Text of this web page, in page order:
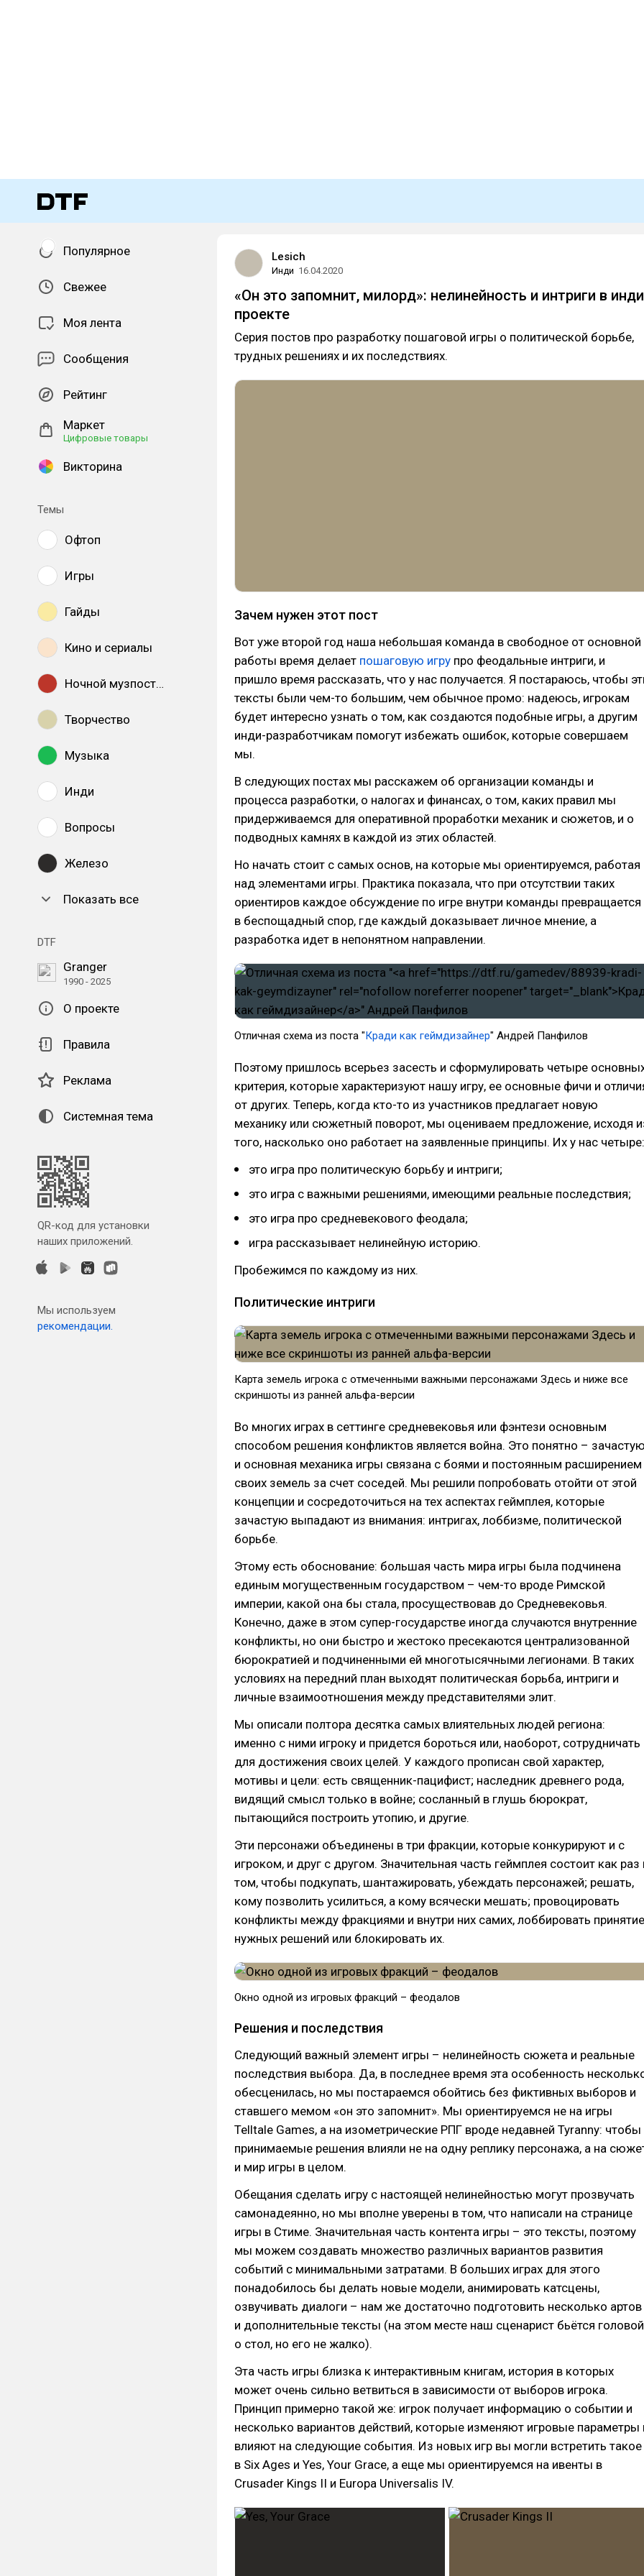
Популярное
Свежее
Моя лента
Сообщения
Рейтинг
Маркет
Цифровые товары
Викторина
Темы
Офтоп
Игры
Гайды
Кино и сериалы
Ночной музпостинг
Творчество
Музыка
Инди
Вопросы
Железо
Показать все
DTF
Granger
1990 - 2025
О проекте
Правила
Реклама
Системная тема
QR-код для установки
наших приложений.
Мы используем
рекомендации.
Lesich
Инди 16.04.2020
«Он это запомнит, милорд»: нелинейность и интриги в
проекте
Серия постов про разработку пошаговой игры о политической борьбе,
трудных решениях и их последствиях.
Зачем нужен этот пост
Вот уже второй год наша небольшая команда в свободное от основной
работы время делает пошаговую игру про феодальные интриги, и
пришло время рассказать, что у нас получается. Я постараюсь, чтобы
тексты были чем-то большим, чем обычное промо: надеюсь, игрокам
будет интересно узнать о том, как создаются подобные игры, а другим
инди-разработчикам помогут избежать ошибок, которые совершаем
мы.
В следующих постах мы расскажем об организации команды и
процесса разработки, о налогах и финансах, о том, каких правил мы
придерживаемся для оперативной проработки механик и сюжетов, и о
подводных камнях в каждой из этих областей.
Но начать стоит с самых основ, на которые мы ориентируемся, работая
над элементами игры. Практика показала, что при отсутствии таких
ориентиров каждое обсуждение по игре внутри команды превращается
в беспощадный спор, где каждый доказывает личное мнение, а
разработка идет в непонятном направлении.
​Отличная схема из поста "Кради как геймдизайнер" Андрей Панфилов
Поэтому пришлось всерьез засесть и сформулировать четыре
критерия, которые характеризуют нашу игру, ее основные фичи и
от других. Теперь, когда кто-то из участников предлагает новую
механику или сюжетный поворот, мы оцениваем предложение, исходя
того, насколько оно работает на заявленные принципы. Их у нас четыре:
это игра про политическую борьбу и интриги;
это игра с важными решениями, имеющими реальные последствия;
это игра про средневекового феодала;
игра рассказывает нелинейную историю.
Пробежимся по каждому из них.
Политические интриги
​Карта земель игрока с отмеченными важными персонажами Здесь и ниже все
скриншоты из ранней альфа-версии
Во многих играх в сеттинге средневековья или фэнтези основным
способом решения конфликтов является война. Это понятно –
и основная механика игры связана с боями и постоянным расширением
своих земель за счет соседей. Мы решили попробовать отойти от этой
концепции и сосредоточиться на тех аспектах геймплея, которые
зачастую выпадают из внимания: интригах, лоббизме, политической
борьбе.
Этому есть обоснование: большая часть мира игры была подчинена
единым могущественным государством – чем-то вроде Римской
империи, какой она бы стала, просуществовав до Средневековья.
Конечно, даже в этом супер-государстве иногда случаются внутренние
конфликты, но они быстро и жестоко пресекаются централизованной
бюрократией и подчиненными ей многотысячными легионами. В таких
условиях на передний план выходят политическая борьба, интриги и
личные взаимоотношения между представителями элит.
Мы описали полтора десятка самых влиятельных людей региона:
именно с ними игроку и придется бороться или, наоборот, сотрудничать
для достижения своих целей. У каждого прописан свой характер,
мотивы и цели: есть священник-пацифист; наследник древнего рода,
видящий смысл только в войне; сосланный в глушь бюрократ,
пытающийся построить утопию, и другие.
Эти персонажи объединены в три фракции, которые конкурируют и с
игроком, и друг с другом. Значительная часть геймплея состоит как раз
том, чтобы подкупать, шантажировать, убеждать персонажей; решать,
кому позволить усилиться, а кому всячески мешать; провоцировать
конфликты между фракциями и внутри них самих, лоббировать принятие
нужных решений или блокировать их.
​Окно одной из игровых фракций – феодалов
Решения и последствия
Следующий важный элемент игры – нелинейность сюжета и реальные
последствия выбора. Да, в последнее время эта особенность
обесценилась, но мы постараемся обойтись без фиктивных выборов и
ставшего мемом «он это запомнит». Мы ориентируемся не на игры
Telltale Games, а на изометрические РПГ вроде недавней Tyranny: чтобы
принимаемые решения влияли не на одну реплику персонажа, а на
и мир игры в целом.
Обещания сделать игру с настоящей нелинейностью могут прозвучать
самонадеянно, но мы вполне уверены в том, что написали на странице
игры в Стиме. Значительная часть контента игры – это тексты, поэтому
мы можем создавать множество различных вариантов развития
событий с минимальными затратами. В больших играх для этого
понадобилось бы делать новые модели, анимировать катсцены,
озвучивать диалоги – нам же достаточно подготовить несколько артов
и дополнительные тексты (на этом месте наш сценарист бьётся головой
о стол, но его не жалко).
Эта часть игры близка к интерактивным книгам, история в которых
может очень сильно ветвиться в зависимости от выборов игрока.
Принцип примерно такой же: игрок получает информацию о событии и
несколько вариантов действий, которые изменяют игровые параметры
влияют на следующие события. Из новых игр вы могли встретить такое
в Six Ages и Yes, Your Grace, а еще мы ориентируемся на ивенты в
Crusader Kings II и Europa Universalis IV.